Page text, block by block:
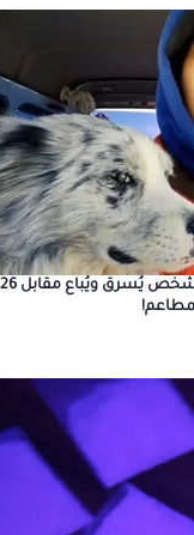
كلب مشهور يتابعه 1.5 مليون شخص يُسرق ويُباع مقابل 26